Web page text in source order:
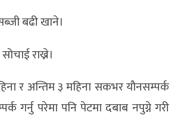
बढी खाने।
राख्ने।
र अन्तिम ३ महिना सकभर यौनसम्पर्क
गर्नु परेमा पनि पेटमा दबाब नपुग्ने गरी